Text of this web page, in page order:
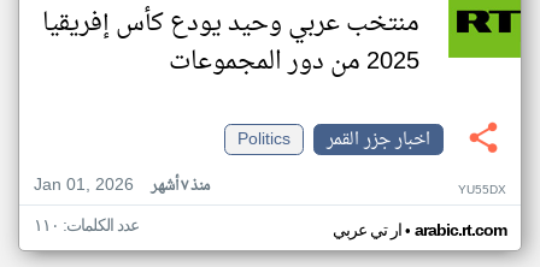
منتخب عربي وحيد يودع كأس إفريقيا
2025 من دور المجموعات
اخبار جزر القمر
Politics
Jan 01, 2026
منذ ٧ أشهر YU55DX
ار تي عربي• arabic.rt.com عدد الكلمات: ١١٠